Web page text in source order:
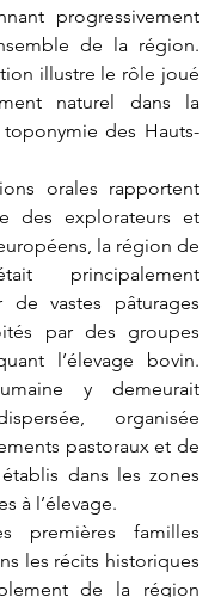
progressivement
de la région.
illustre le rôle joué
naturel dans la
des Hauts-
des explorateurs et
la région de
principalement
de vastes pâturages
par des groupes
l’élevage bovin.
y demeurait
organisée
pastoraux et de
dans les zones
à l’élevage.
les récits historiques
de la région